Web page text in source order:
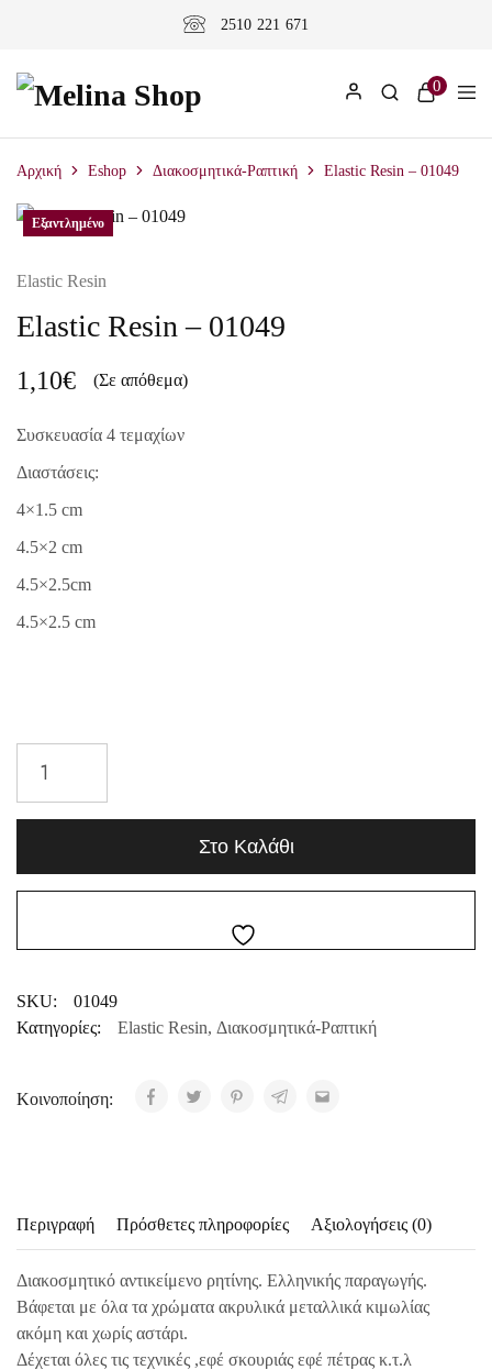
2510 221 671
0
Αρχική Eshop Διακοσμητικά-Ραπτική Elastic Resin – 01049
Elastic Resin
Elastic Resin – 01049
1,10€ (Σε απόθεμα)
Συσκευασία 4 τεμαχίων
Διαστάσεις:
4×1.5 cm
4.5×2 cm
4.5×2.5cm
4.5×2.5 cm
Στο Καλάθι
SKU:
01049
Κατηγορίες:
Elastic Resin, Διακοσμητικά-Ραπτική
Κοινοποίηση:
Περιγραφή Πρόσθετες πληροφορίες Αξιολογήσεις (0)
Διακοσμητικό αντικείμενο ρητίνης. Ελληνικής παραγωγής.
Βάφεται με όλα τα χρώματα ακρυλικά μεταλλικά κιμωλίας
ακόμη και χωρίς αστάρι.
Δέχεται όλες τις τεχνικές ,εφέ σκουριάς εφέ πέτρας κ.τ.λ
Εξαντλημένο